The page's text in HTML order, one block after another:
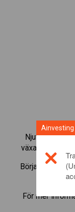
Njut av
växande CFD-
Börja trada
För mer
Ainvesting